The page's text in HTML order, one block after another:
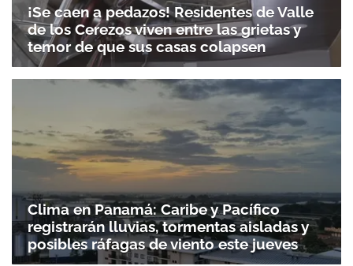
¡Se caen a pedazos! Residentes de Valle
de los Cerezos viven entre las grietas y
temor de que sus casas colapsen
Clima en Panamá: Caribe y Pacífico
registrarán lluvias, tormentas aisladas y
posibles ráfagas de viento este jueves